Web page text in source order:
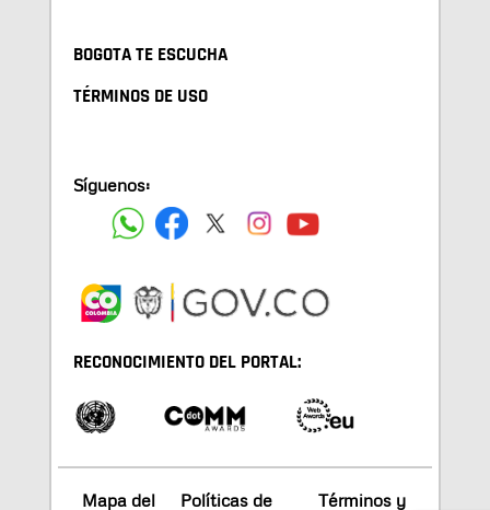
BOGOTA TE ESCUCHA
TÉRMINOS DE USO
Síguenos:
RECONOCIMIENTO DEL PORTAL:
Mapa del
Políticas de
Términos y